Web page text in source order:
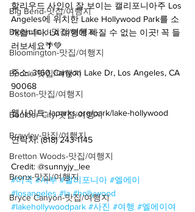
Big Bend-맛집/여행지
Bloomfield-맛집/여행지
Bloomington-맛집/여행지
Boone-맛집/여행지
Boston-맛집/여행지
Boulder City-맛집/여행지
Brawley-맛집/여행지
Bretton Woods-맛집/여행지
Bronx-맛집/여행지
Bryce Canyon-맛집/여행지
할리우드 사인이 잘 보이는 캘리포니아주 Los
Angeles에 위치한 Lake Hollywood Park를 소
개합니다. LA 여행에 빠질 수 없는 이곳! 꼭 들
러보세요🌴💚
주소: 3160 Canyon Lake Dr, Los Angeles, CA
90068
웹사이트: laparks.org/park/lake-hollywood
연락처: (818) 243-1145
Credit: @sunnyjy_lee
#미국 #서부 #캘리포니아 #엘에이
#losangeles #la #hollywood
#lakehollywoodpark #사진 #여행 #엘에이여